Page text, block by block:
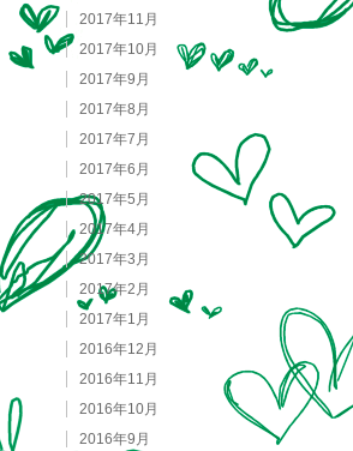
2017年11月
2017年10月
2017年9月
2017年8月
2017年7月
2017年6月
2017年5月
2017年4月
2017年3月
2017年2月
2017年1月
2016年12月
2016年11月
2016年10月
2016年9月